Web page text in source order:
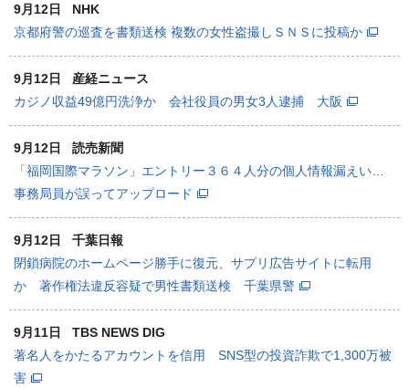
9月12日
NHK
京都府警の巡査を書類送検 複数の女性盗撮しＳＮＳに投稿か
9月12日
産経ニュース
カジノ収益49億円洗浄か 会社役員の男女3人逮捕 大阪
9月12日
読売新聞
「福岡国際マラソン」エントリー３６４人分の個人情報漏えい…
事務局員が誤ってアップロード
9月12日
千葉日報
閉鎖病院のホームページ勝手に復元、サプリ広告サイトに転用
か 著作権法違反容疑で男性書類送検 千葉県警
9月11日
TBS NEWS DIG
著名人をかたるアカウントを信用 SNS型の投資詐欺で1,300万被
害